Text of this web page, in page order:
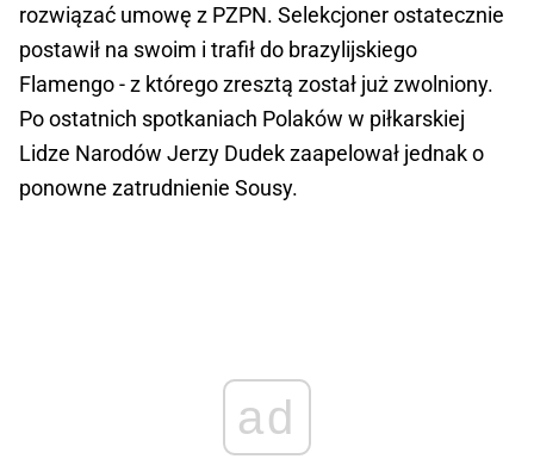
rozwiązać umowę z PZPN. Selekcjoner ostatecznie
postawił na swoim i trafił do brazylijskiego
Flamengo - z którego zresztą został już zwolniony.
Po ostatnich spotkaniach Polaków w piłkarskiej
Lidze Narodów Jerzy Dudek zaapelował jednak o
ponowne zatrudnienie Sousy.
ad